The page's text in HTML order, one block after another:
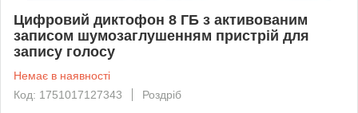
Цифровий диктофон 8 ГБ з активованим
записом шумозаглушенням пристрій для
запису голосу
Немає в наявності
Код: 1751017127343
Роздріб